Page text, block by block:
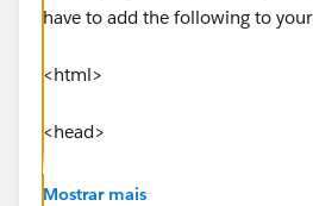
have to add the following to
<html>
<head>
<style>
Mostrar mais